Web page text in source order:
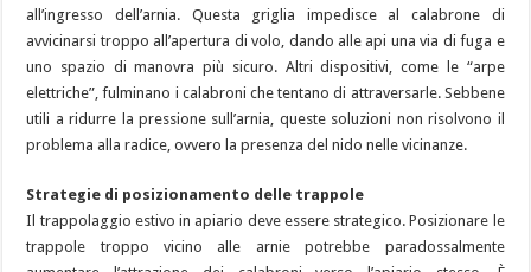
all’ingresso dell’arnia. Questa griglia impedisce al calabrone di
avvicinarsi troppo all’apertura di volo, dando alle api una via di fuga e
uno spazio di manovra più sicuro. Altri dispositivi, come le “arpe
elettriche”, fulminano i calabroni che tentano di attraversarle. Sebbene
utili a ridurre la pressione sull’arnia, queste soluzioni non risolvono il
problema alla radice, ovvero la presenza del nido nelle vicinanze.
Strategie di posizionamento delle trappole
Il trappolaggio estivo in apiario deve essere strategico. Posizionare le
trappole troppo vicino alle arnie potrebbe paradossalmente